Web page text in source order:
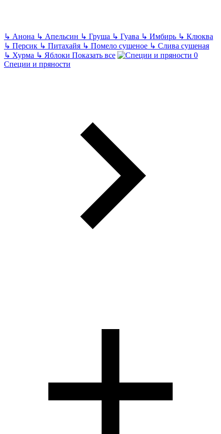
↳ Анона ↳ Апельсин ↳ Груша ↳ Гуава ↳ Имбирь ↳ Клюква
↳ Персик ↳ Питахайя ↳ Помело сушеное ↳ Слива сушеная
↳ Хурма ↳ Яблоки Показать все
Специи и пряности